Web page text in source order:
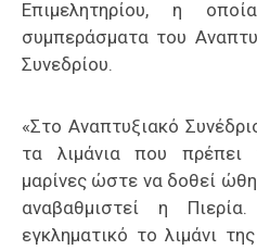
Επιμελητηρίου, η
συμπεράσματα του
Συνεδρίου.
«Στο Αναπτυξιακό
τα λιμάνια που πρέπει
μαρίνες ώστε να δοθεί
αναβαθμιστεί η
εγκληματικό το λιμάνι